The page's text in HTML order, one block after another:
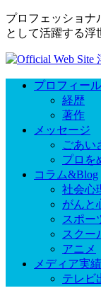
プロフェッショナ
として活躍する浮
プロフィール
経歴
著作
メッセージ
ごあい
プロを
コラム&Blog
社会心
がんと
スポー
スクー
アニメ
メディア実績
テレビ